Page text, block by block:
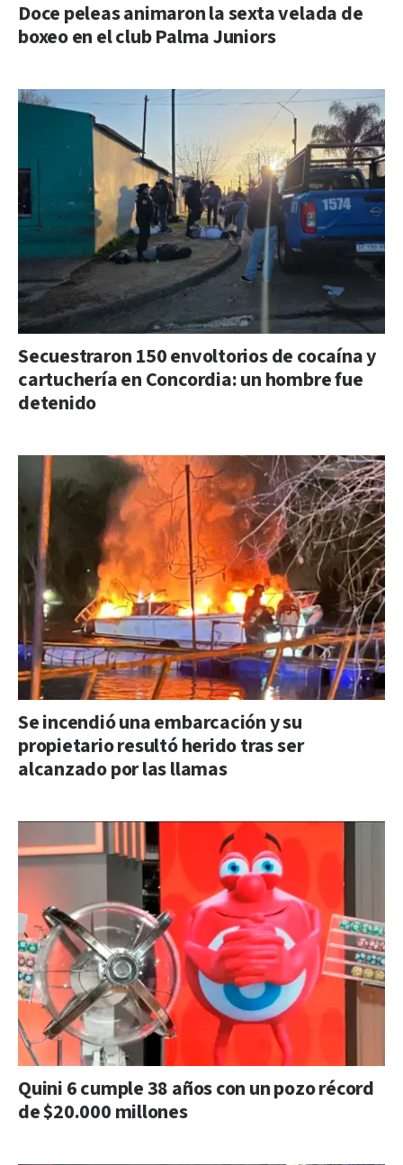
Doce peleas animaron la sexta velada de
boxeo en el club Palma Juniors
Secuestraron 150 envoltorios de cocaína y
cartuchería en Concordia: un hombre fue
detenido
Se incendió una embarcación y su
propietario resultó herido tras ser
alcanzado por las llamas
Quini 6 cumple 38 años con un pozo récord
de $20.000 millones